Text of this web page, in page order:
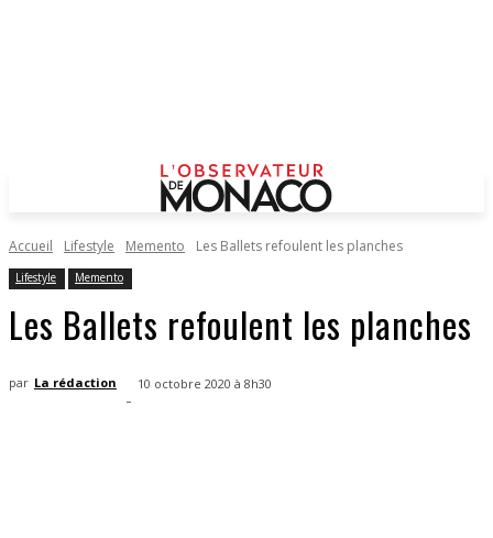
Accueil Lifestyle Memento Les Ballets refoulent les planches
Lifestyle Memento
Les Ballets refoulent les planches
par La rédaction
-
10 octobre 2020 à 8h30